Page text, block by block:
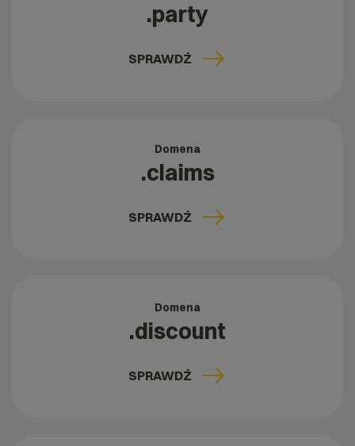
.party
SPRAWDŹ
Domena
.claims
SPRAWDŹ
Domena
.discount
SPRAWDŹ